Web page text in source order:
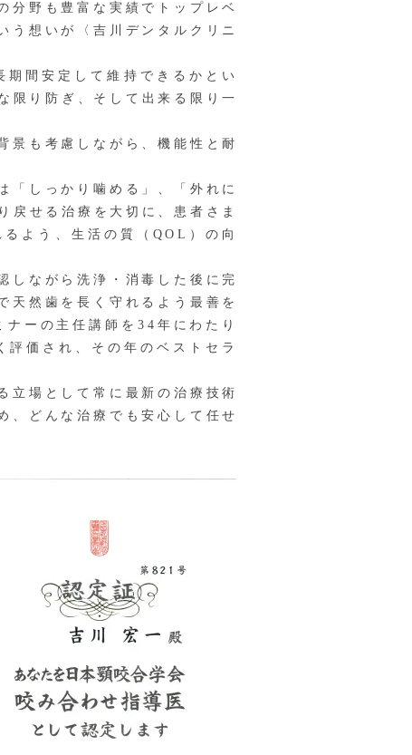
分野も豊富な実績でトップレベ
う想いが〈吉川デンタルクリニ
間安定して維持できるかとい
限り防ぎ、そして出来る限り一
景も考慮しながら、機能性と耐
しっかり噛める」、「外れに
戻せる治療を大切に、患者さま
よう、生活の質（QOL）の向
しながら洗浄・消毒した後に完
天然歯を長く守れるよう最善を
ーの主任講師を34年にわたり
価され、その年のベストセラ
立場として常に最新の治療技術
、どんな治療でも安心して任せ